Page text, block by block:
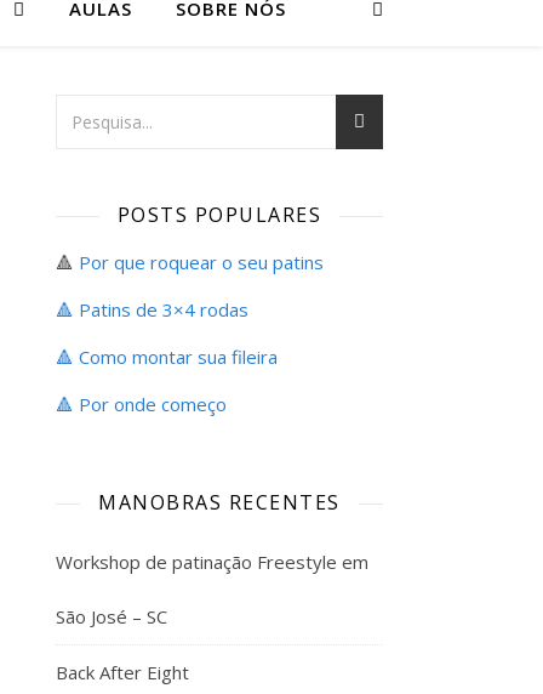
AULAS SOBRE NÓS
POSTS POPULARES
🔺 Por que roquear o seu patins
🔺 Patins de 3×4 rodas
🔺 Como montar sua fileira
🔺 Por onde começo
MANOBRAS RECENTES
Workshop de patinação Freestyle em
São José – SC
Back After Eight